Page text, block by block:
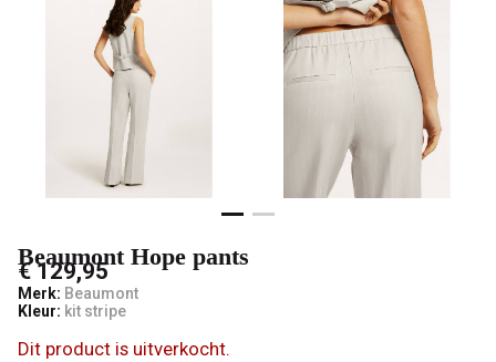
Beaumont Hope pants
€ 129,95
Merk: Beaumont
Kleur: kit stripe
Dit product is uitverkocht.